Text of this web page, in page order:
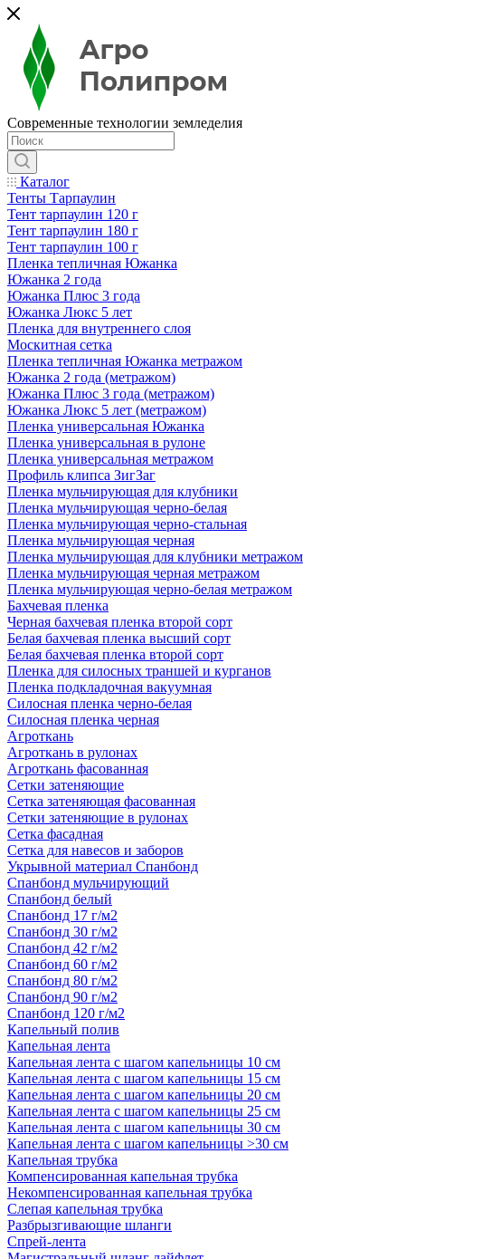
Современные технологии земледелия
Каталог
Тенты Тарпаулин
Тент тарпаулин 120 г
Тент тарпаулин 180 г
Тент тарпаулин 100 г
Пленка тепличная Южанка
Южанка 2 года
Южанка Плюс 3 года
Южанка Люкс 5 лет
Пленка для внутреннего слоя
Москитная сетка
Пленка тепличная Южанка метражом
Южанка 2 года (метражом)
Южанка Плюс 3 года (метражом)
Южанка Люкс 5 лет (метражом)
Пленка универсальная Южанка
Пленка универсальная в рулоне
Пленка универсальная метражом
Профиль клипса ЗигЗаг
Пленка мульчирующая для клубники
Пленка мульчирующая черно-белая
Пленка мульчирующая черно-стальная
Пленка мульчирующая черная
Пленка мульчирующая для клубники метражом
Пленка мульчирующая черная метражом
Пленка мульчирующая черно-белая метражом
Бахчевая пленка
Черная бахчевая пленка второй сорт
Белая бахчевая пленка высший сорт
Белая бахчевая пленка второй сорт
Пленка для силосных траншей и курганов
Пленка подкладочная вакуумная
Силосная пленка черно-белая
Силосная пленка черная
Агроткань
Агроткань в рулонах
Агроткань фасованная
Сетки затеняющие
Сетка затеняющая фасованная
Сетки затеняющие в рулонах
Сетка фасадная
Сетка для навесов и заборов
Укрывной материал Спанбонд
Спанбонд мульчирующий
Спанбонд белый
Спанбонд 17 г/м2
Спанбонд 30 г/м2
Спанбонд 42 г/м2
Спанбонд 60 г/м2
Спанбонд 80 г/м2
Спанбонд 90 г/м2
Спанбонд 120 г/м2
Капельный полив
Капельная лента
Капельная лента с шагом капельницы 10 см
Капельная лента с шагом капельницы 15 см
Капельная лента с шагом капельницы 20 см
Капельная лента с шагом капельницы 25 см
Капельная лента с шагом капельницы 30 см
Капельная лента с шагом капельницы >30 см
Капельная трубка
Компенсированная капельная трубка
Некомпенсированная капельная трубка
Слепая капельная трубка
Разбрызгивающие шланги
Спрей-лента